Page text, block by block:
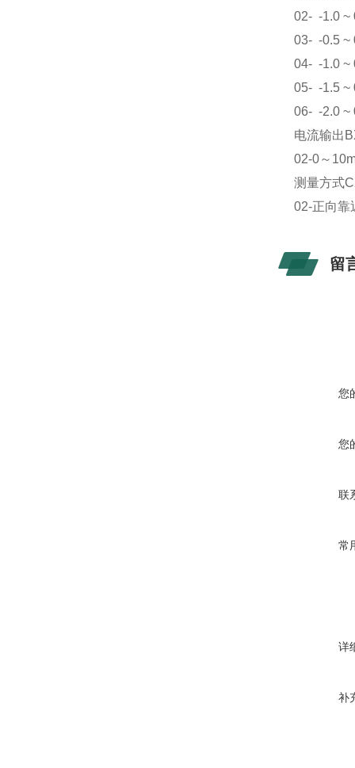
02- -1.0 ~
03- -0.5 ~
04- -1.0 ~
05- -1.5 ~
06- -2.0 ~
电流输出
02-0～
测量方式
02-正向靠
留
您
您
联
常
详
补